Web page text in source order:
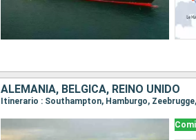
ALEMANIA, BÉLGICA, REINO UNIDO
Itinerario : Southampton, Hamburgo,